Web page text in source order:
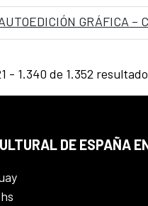
GRÁFICA –
- 1.340 de 1.352
DE ESPAÑA